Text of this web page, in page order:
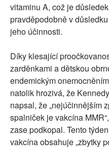
vitaminu A, což je
pravděpodobně v
jeho účinnosti.
Díky klesající
zarděnkami a dětskou
endemickým
natolik hrozivá, že
napsal, že „nejúčinnějším
spalniček je vakcína
zase podkopal. Tento
vakcína obsahuje „zbytky